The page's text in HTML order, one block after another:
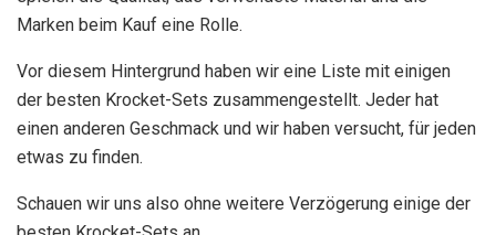
Marken beim Kauf eine Rolle.
Vor diesem Hintergrund haben wir eine Liste mit einigen
der besten Krocket-Sets zusammengestellt. Jeder hat
einen anderen Geschmack und wir haben versucht, für jeden
etwas zu finden.
Schauen wir uns also ohne weitere Verzögerung einige der